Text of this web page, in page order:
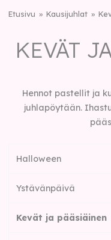
Etusivu Kausijuhlat
KEVÄT
Hennot pastellit ja
juhlapöytään.
Halloween
Ystävänpäivä
Kevät ja pääsiäinen